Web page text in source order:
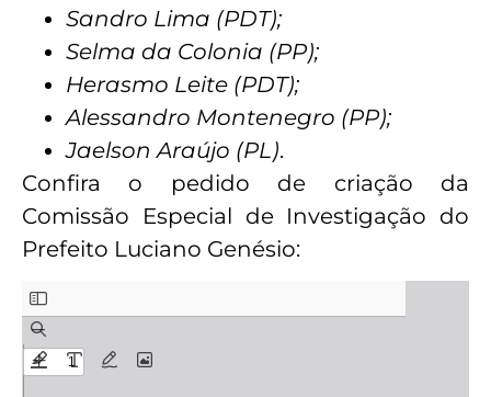
Sandro Lima (PDT);
Selma da Colonia (PP);
Herasmo Leite (PDT);
Alessandro Montenegro (PP);
Jaelson Araújo (PL).
Confira o pedido de criação da
Comissão Especial de Investigação do
Prefeito Luciano Genésio: